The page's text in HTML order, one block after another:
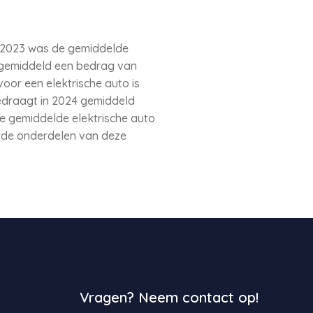
was de gemiddelde
een bedrag van
een elektrische auto is
in 2024 gemiddeld
gemiddelde elektrische auto
onderdelen van deze
Vragen? Neem contact op!